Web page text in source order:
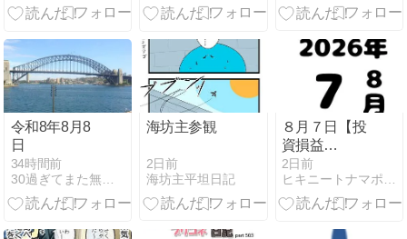
られまし
た。』
から３ヶ月の
県笠岡市笠岡
２３８８ 】
#4
2026年）
令和8年8月8
日
34時間前
30過ぎてまた無職！な独女の日々
海坊主参観
2日前
海坊主平坦日記
８月７日【投
資損益
+793,052円】
2日前
ヒキニートナマポ孤独死まっしぐら